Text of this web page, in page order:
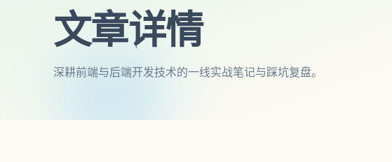
文章详情
深耕前端与后端开发技术的一线实战笔记与踩坑复盘。